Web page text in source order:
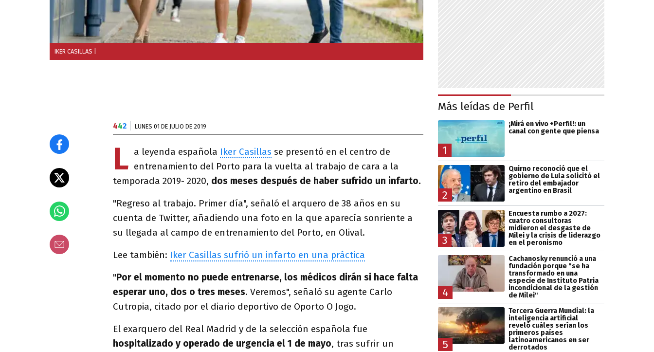
IKER CASILLAS
442 LUNES 01 DE JULIO DE 2019
L a leyenda española Iker Casillas se presentó en el centro de
entrenamiento del Porto para la vuelta al trabajo de cara a la
temporada 2019- 2020, dos meses después de haber sufrido un infarto.
"Regreso al trabajo. Primer día", señaló el arquero de 38 años en su
cuenta de Twitter, añadiendo una foto en la que aparecía sonriente a
su llegada al campo de entrenamiento del Porto, en Olival.
Lee también: Iker Casillas sufrió un infarto en una práctica
"Por el momento no puede entrenarse, los médicos dirán si hace falta
esperar uno, dos o tres meses. Veremos", señaló su agente Carlo
Cutropia, citado por el diario deportivo de Oporto O Jogo.
El exarquero del Real Madrid y de la selección española fue
hospitalizado y operado de urgencia el 1 de mayo, tras sufrir un
Más leídas de Perfil
1
¡Mirá en vivo +Perfil!: un
canal con gente que piensa
2
Quirno reconoció que el
gobierno de Lula solicitó el
retiro del embajador
argentino en Brasil
3
Encuesta rumbo a 2027:
cuatro consultoras
midieron el desgaste de
Milei y la crisis de liderazgo
en el peronismo
4
Cachanosky renunció a una
fundación porque "se ha
transformado en una
especie de Instituto Patria
incondicional de la gestión
de Milei"
5
Tercera Guerra Mundial: la
inteligencia artificial
reveló cuáles serían los
primeros países
latinoamericanos en ser
derrotados